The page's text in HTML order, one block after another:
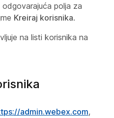
polja za
Kreiraj korisnika.
na listi korisnika na
​/​admin.webex.com,